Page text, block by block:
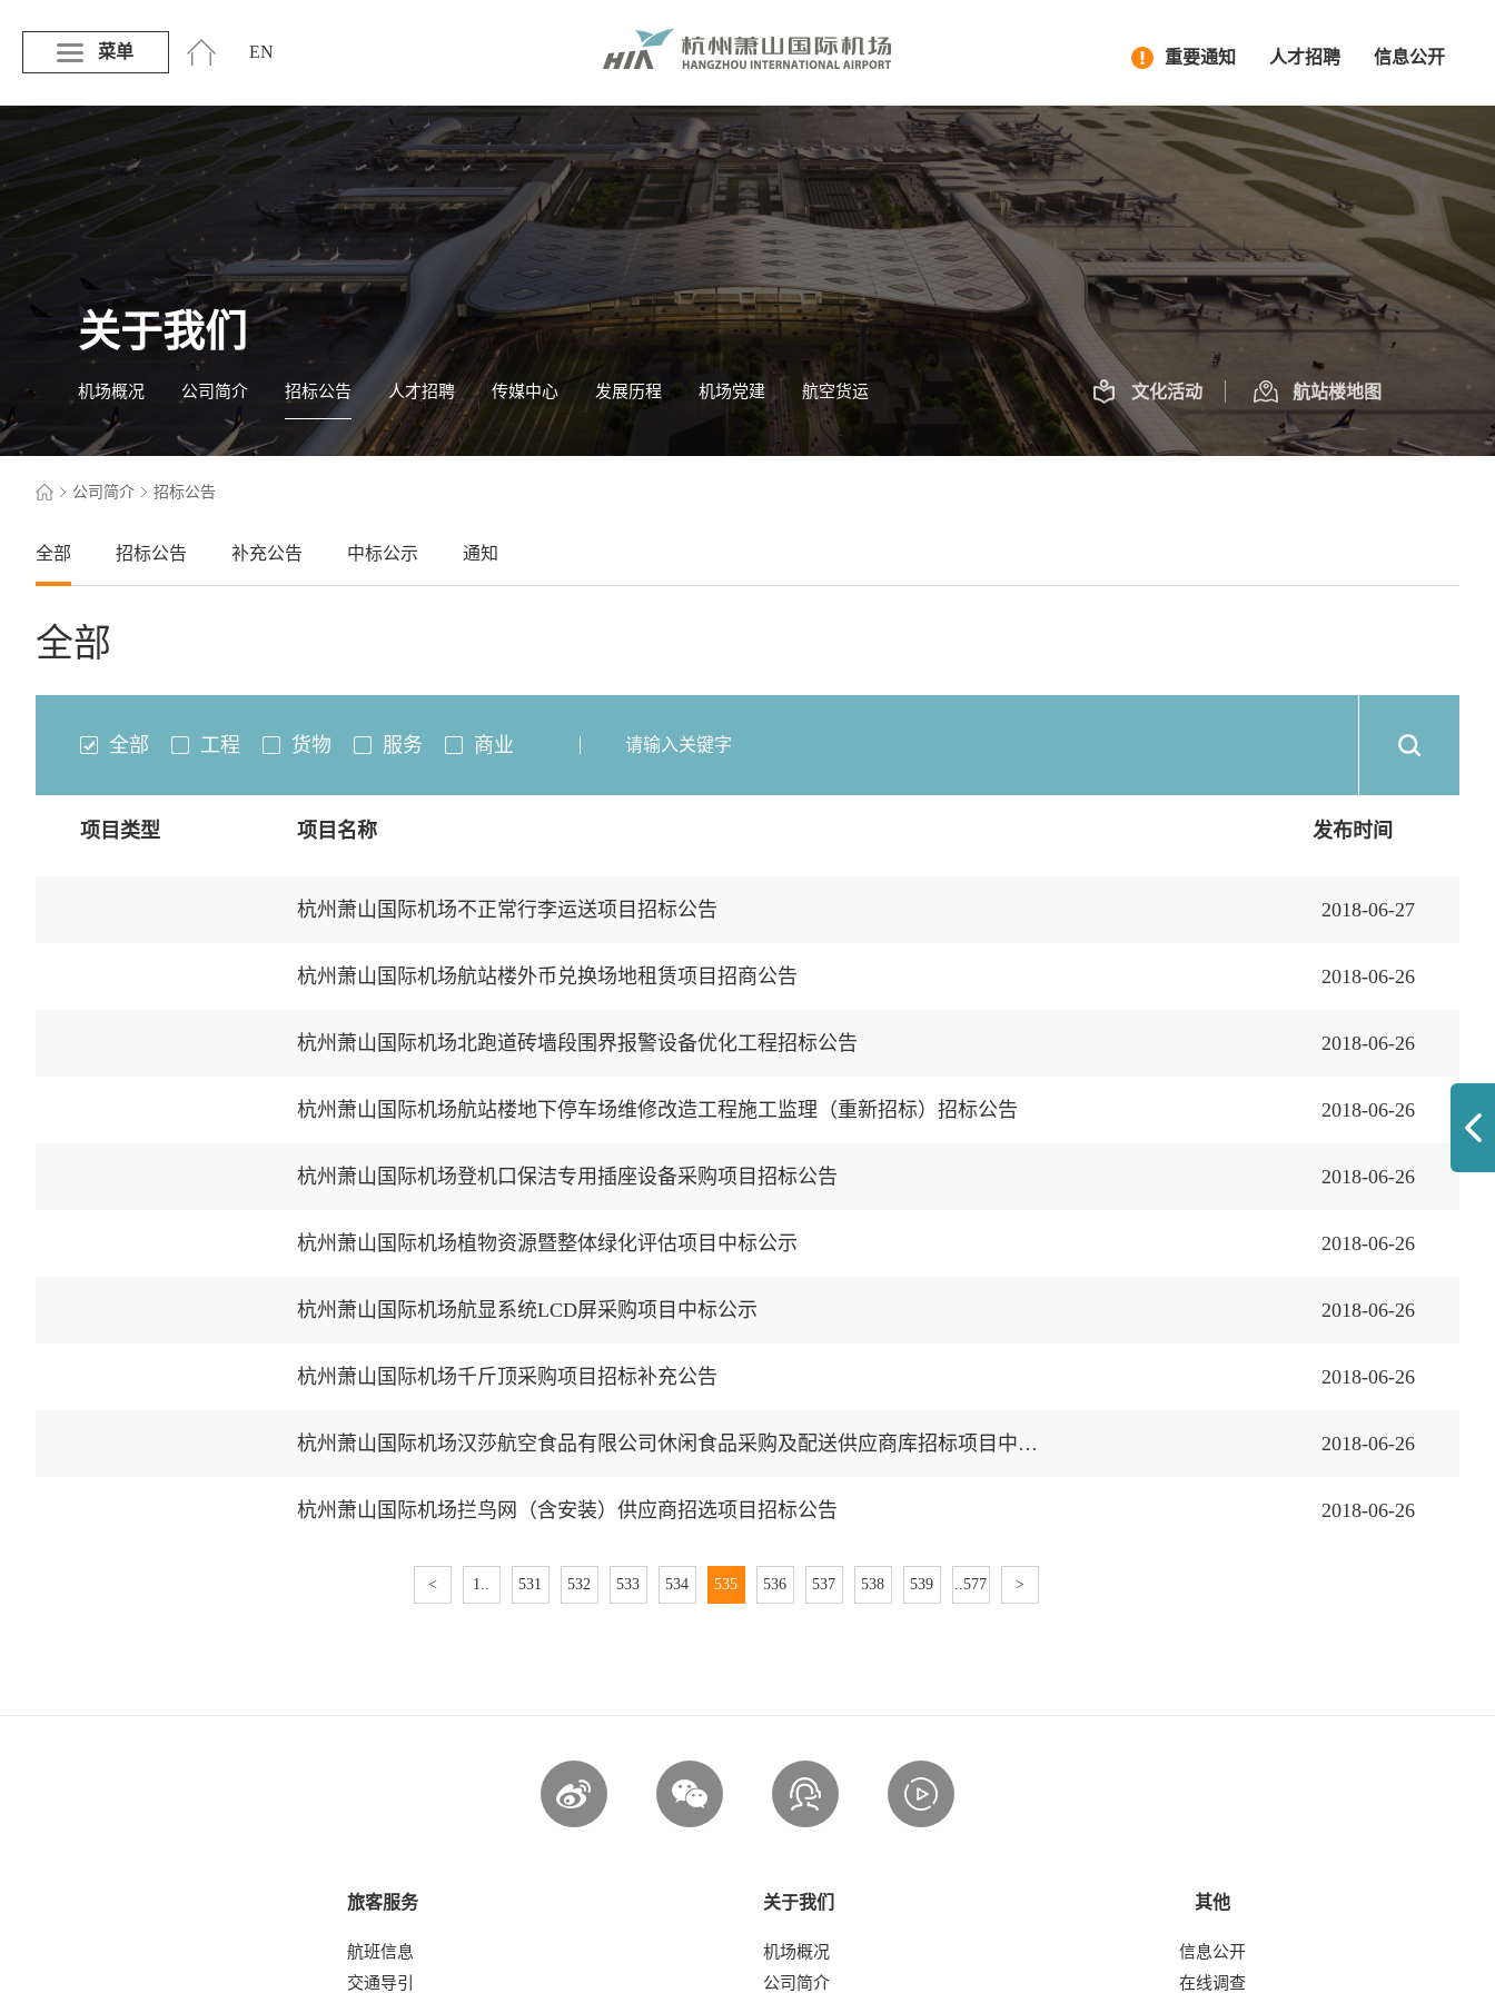
菜单 EN 信息公开
人才招聘
重要通知
关于我们
机场概况 公司简介 招标公告 人才招聘 传媒中心 发展历程 机场党建 航空货运 文化活动 航站楼地图
公司简介 招标公告
全部 招标公告 补充公告 中标公示 通知
全部
全部 工程 货物 服务 商业
项目类型 项目名称 发布时间
杭州萧山国际机场不正常行李运送项目招标公告 2018-06-27
杭州萧山国际机场航站楼外币兑换场地租赁项目招商公告 2018-06-26
杭州萧山国际机场北跑道砖墙段围界报警设备优化工程招标公告 2018-06-26
杭州萧山国际机场航站楼地下停车场维修改造工程施工监理（重新招标）招标公告 2018-06-26
杭州萧山国际机场登机口保洁专用插座设备采购项目招标公告 2018-06-26
杭州萧山国际机场植物资源暨整体绿化评估项目中标公示 2018-06-26
杭州萧山国际机场航显系统LCD屏采购项目中标公示 2018-06-26
杭州萧山国际机场千斤顶采购项目招标补充公告 2018-06-26
杭州萧山国际机场汉莎航空食品有限公司休闲食品采购及配送供应商库招标项目中标公示 2018-06-26
杭州萧山国际机场拦鸟网（含安装）供应商招选项目招标公告 2018-06-26
< 1.. 531 532 533 534 535 536 537 538 539 ..577 >
旅客服务
航班信息
交通导引
关于我们
机场概况
公司简介
其他
信息公开
在线调查